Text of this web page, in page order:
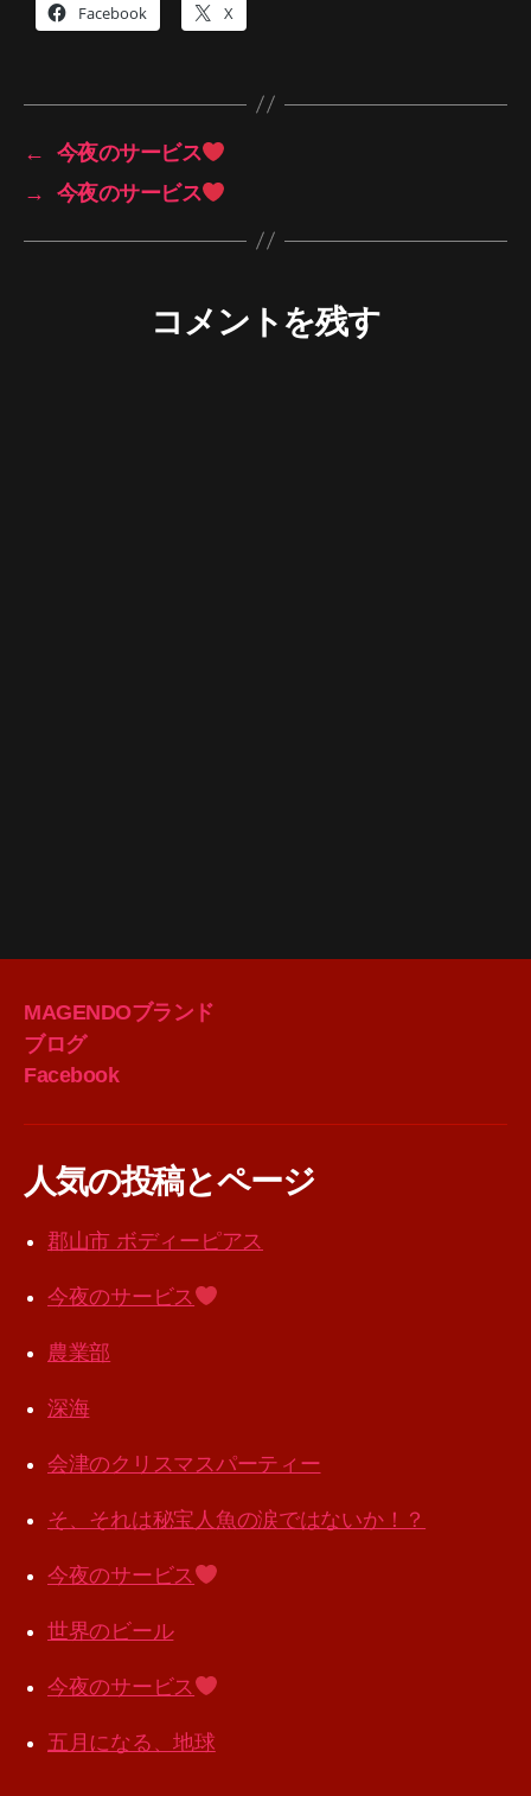
Facebook X
←
今夜のサービス
→
今夜のサービス
コメントを残す
MAGENDOブランド
ブログ
Facebook
人気の投稿とページ
郡山市 ボディーピアス
今夜のサービス
農業部
深海
会津のクリスマスパーティー
そ、それは秘宝人魚の涙ではないか！？
今夜のサービス
世界のビール
今夜のサービス
五月になる、地球